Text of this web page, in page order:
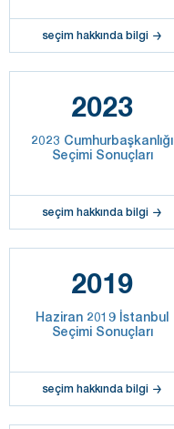
seçim hakkında bilgi
2023
2023 Cumhurbaşkanlığı
Seçimi Sonuçları
seçim hakkında bilgi
2019
Haziran 2019 İstanbul
Seçimi Sonuçları
seçim hakkında bilgi